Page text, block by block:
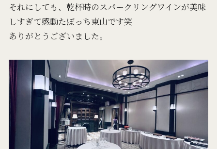
それにしても、乾杯時のスパークリングワインが美味
しすぎて感動たぼっち東山です笑
ありがとうございました。